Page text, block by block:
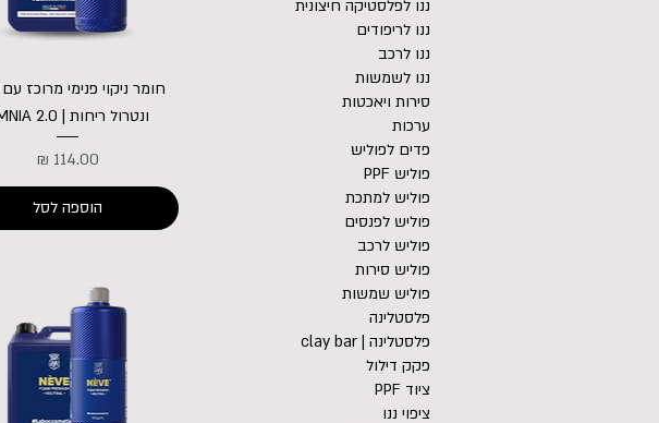
ננו לפלסטיקה חיצונית
ננו לריפודים
ננו לרכב
ננו לשמשות
סירות ויאכטות
ערכות
פדים לפוליש
פוליש PPF
פוליש למתכת
פוליש לפנסים
פוליש לרכב
פוליש סירות
פוליש שמשות
פלסטלינה
פלסטלינה | clay bar
פקק דילול
ציוד PPF
ציפוי ננו
חומר ניקוי פנימי מרוכז
ונטרול ריחות | OMNIA 2.0
מחיר
הוספה לסל